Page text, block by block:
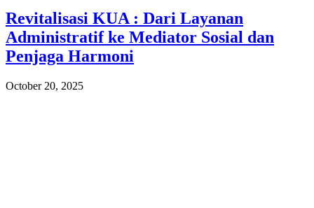
Revitalisasi KUA : Dari Layanan
Administratif ke Mediator Sosial dan
Penjaga Harmoni
October 20, 2025